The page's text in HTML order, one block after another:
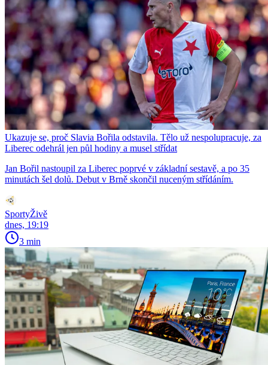
Ukazuje se, proč Slavia Bořila odstavila. Tělo už nespolupracuje, za
Liberec odehrál jen půl hodiny a musel střídat
Jan Bořil nastoupil za Liberec poprvé v základní sestavě, a po 35
minutách šel dolů. Debut v Brně skončil nuceným střídáním.
SportyŽivě
dnes, 19:19
3 min